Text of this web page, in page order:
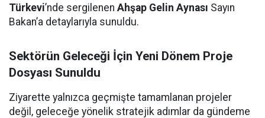
Türkevi’nde sergilenen Ahşap Gelin Aynası Sayın
Bakan’a detaylarıyla sunuldu.
Sektörün Geleceği İçin Yeni Dönem Proje
Dosyası Sunuldu
Ziyarette yalnızca geçmişte tamamlanan projeler
değil, geleceğe yönelik stratejik adımlar da gündeme